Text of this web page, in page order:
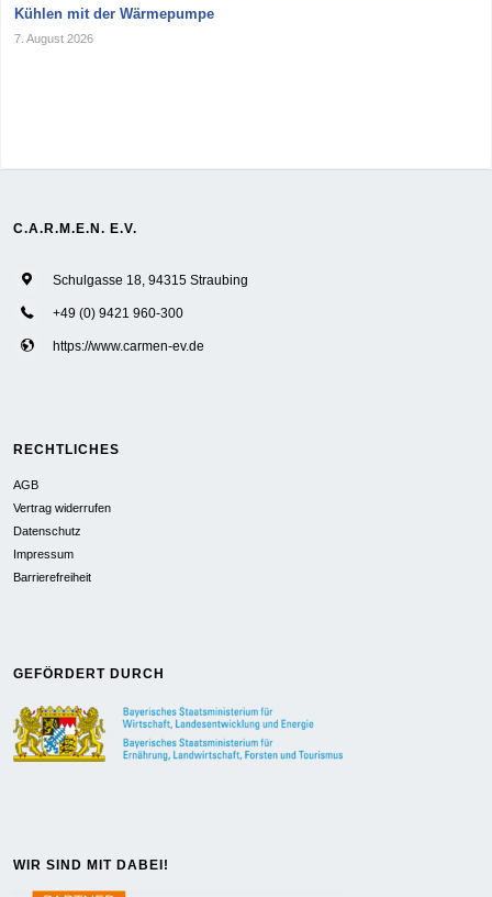
Kühlen mit der Wärmepumpe
7. August 2026
C.A.R.M.E.N. E.V.
Schulgasse 18, 94315 Straubing
+49 (0) 9421 960-300
https://www.carmen-ev.de
RECHTLICHES
AGB
Vertrag widerrufen
Datenschutz
Impressum
Barrierefreiheit
GEFÖRDERT DURCH
WIR SIND MIT DABEI!